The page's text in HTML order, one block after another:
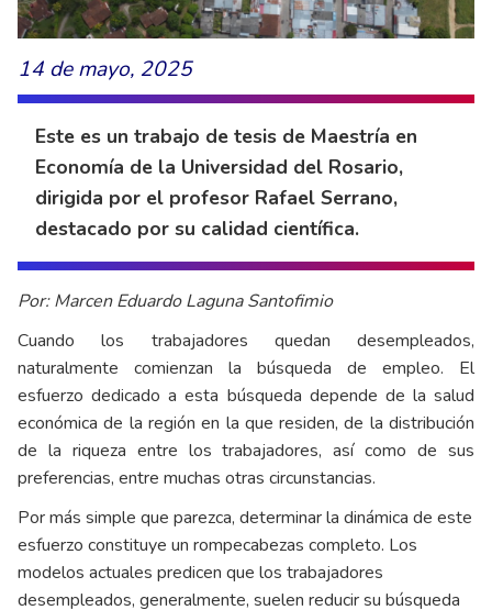
14 de mayo, 2025
Este es un trabajo de tesis de Maestría en
Economía de la Universidad del Rosario,
dirigida por el profesor Rafael Serrano,
destacado por su calidad científica.
Por: Marcen Eduardo Laguna Santofimio
Cuando los trabajadores quedan desempleados,
naturalmente comienzan la búsqueda de empleo. El
esfuerzo dedicado a esta búsqueda depende de la salud
económica de la región en la que residen, de la distribución
de la riqueza entre los trabajadores, así como de sus
preferencias, entre muchas otras circunstancias.
Por más simple que parezca, determinar la dinámica de este
esfuerzo constituye un rompecabezas completo. Los
modelos actuales predicen que los trabajadores
desempleados, generalmente, suelen reducir su búsqueda